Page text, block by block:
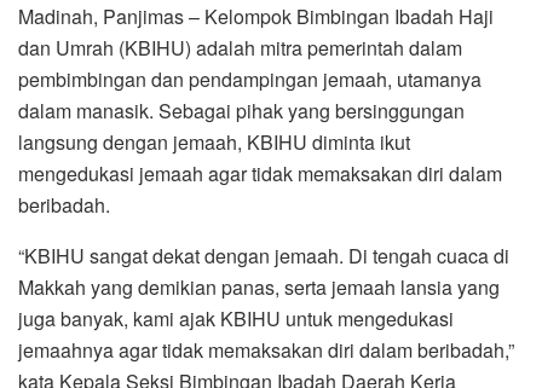
Madinah, Panjimas – Kelompok Bimbingan Ibadah Haji
dan Umrah (KBIHU) adalah mitra pemerintah dalam
pembimbingan dan pendampingan jemaah, utamanya
dalam manasik. Sebagai pihak yang bersinggungan
langsung dengan jemaah, KBIHU diminta ikut
mengedukasi jemaah agar tidak memaksakan diri dalam
beribadah.
“KBIHU sangat dekat dengan jemaah. Di tengah cuaca di
Makkah yang demikian panas, serta jemaah lansia yang
juga banyak, kami ajak KBIHU untuk mengedukasi
jemaahnya agar tidak memaksakan diri dalam beribadah,”
kata Kepala Seksi Bimbingan Ibadah Daerah Kerja